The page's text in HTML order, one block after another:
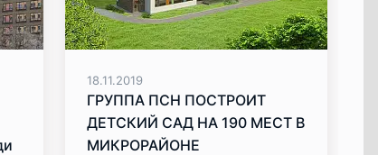
18.11.2019
ГРУППА ПСН ПОСТРОИТ
ДЕТСКИЙ САД НА 190 МЕСТ В
МИКРОРАЙОНЕ